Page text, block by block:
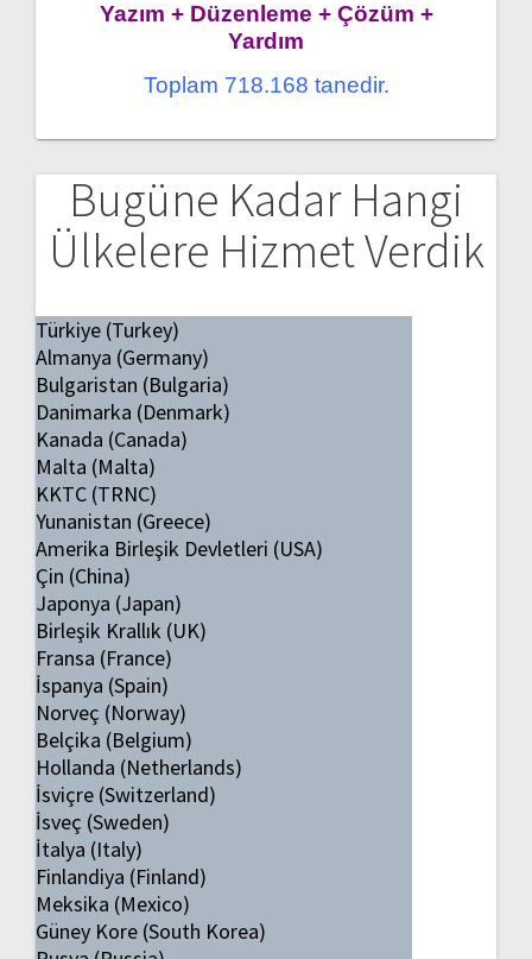
Yazım + Düzenleme + Çözüm +
Yardım
Toplam 718.168 tanedir.
Bugüne Kadar Hangi
Ülkelere Hizmet Verdik
Türkiye (Turkey)
Almanya (Germany)
Bulgaristan (Bulgaria)
Danimarka (Denmark)
Kanada (Canada)
Malta (Malta)
KKTC (TRNC)
Yunanistan (Greece)
Amerika Birleşik Devletleri (USA)
Çin (China)
Japonya (Japan)
Birleşik Krallık (UK)
Fransa (France)
İspanya (Spain)
Norveç (Norway)
Belçika (Belgium)
Hollanda (Netherlands)
İsviçre (Switzerland)
İsveç (Sweden)
İtalya (Italy)
Finlandiya (Finland)
Meksika (Mexico)
Güney Kore (South Korea)